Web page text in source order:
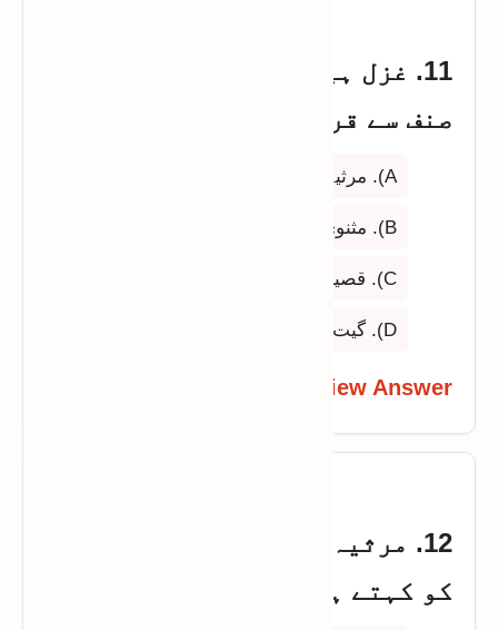
11. غزل ہیئت کے اعتبار سے کس
صنف سے قریب تر ہے؟
A). مرثیہ
B). مثنوی
C). قصیدہ
D). گیت
View Answer
12. مرثیہ کس نوعیت کی شاعری
کو کہتے ہیں؟